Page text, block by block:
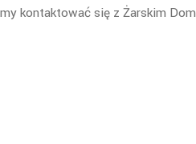
kontaktować się z Żarskim